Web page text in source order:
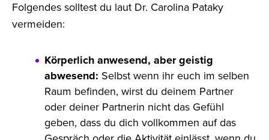
Folgendes solltest du laut Dr. Carolina Pataky
vermeiden:
Körperlich anwesend, aber geistig
abwesend: Selbst wenn ihr euch im selben
Raum befinden, wirst du deinem Partner
oder deiner Partnerin nicht das Gefühl
geben, dass du dich vollkommen auf das